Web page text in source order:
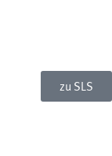
zu SLS